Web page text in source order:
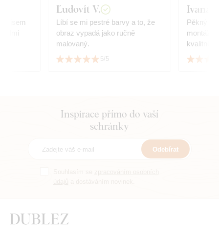
jsem
Ľudovít V.
Líbí se mi pestré barvy a to, že
obraz vypadá jako ručně
malovaný.
5/5
Ivana
Pěkný
montáž,
kvalitně
Inspirace přímo do vaší
schránky
Odebírat